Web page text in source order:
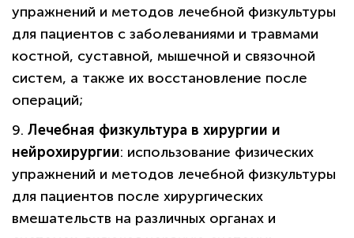
упражнений и методов лечебной физкультуры
для пациентов с заболеваниями и травмами
костной, суставной, мышечной и связочной
систем, а также их восстановление после
операций;
9. Лечебная физкультура в хирургии и
нейрохирургии: использование физических
упражнений и методов лечебной физкультуры
для пациентов после хирургических
вмешательств на различных органах и